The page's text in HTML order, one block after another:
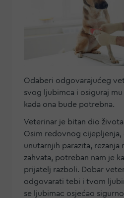
Odaberi odgovarajućeg
svog ljubimca i osiguraj
kada ona bude potrebna.
Veterinar je bitan dio
Osim redovnog cijepljenja,
unutarnjih parazita, rezanja
zahvata, potreban nam je
prijatelj razboli. Dobar
odgovarati tebi i tvom
se ljubimac osjećao